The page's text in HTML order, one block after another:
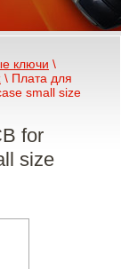
ключи
\ Плата для
small size
for
size